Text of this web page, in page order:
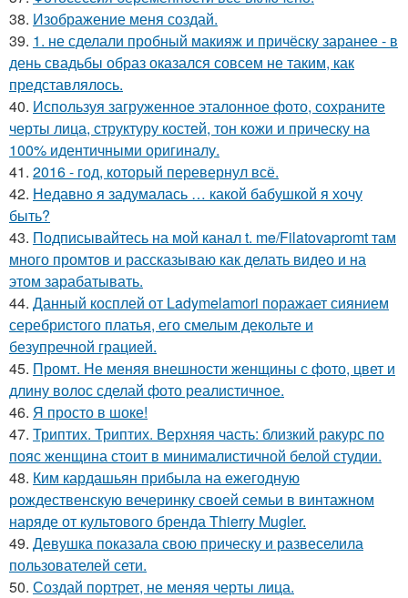
38. Изображение меня создай.
39. 1. не сделали пробный макияж и причёску заранее - в
день свадьбы образ оказался совсем не таким, как
представлялось.
40. Используя загруженное эталонное фото, сохраните
черты лица, структуру костей, тон кожи и прическу на
100% идентичными оригиналу.
41. 2016 - год, который перевернул всё.
42. Недавно я задумалась … какой бабушкой я хочу
быть?
43. Подписывайтесь на мой канал t. me/Filatovapromt там
много промтов и рассказываю как делать видео и на
этом зарабатывать.
44. Данный косплей от Ladymelamori поражает сиянием
серебристого платья, его смелым декольте и
безупречной грацией.
45. Промт. Не меняя внешности женщины с фото, цвет и
длину волос сделай фото реалистичное.
46. Я просто в шоке!
47. Триптих. Триптих. Верхняя часть: близкий ракурс по
пояс женщина стоит в минималистичной белой студии.
48. Ким кардашьян прибыла на ежегодную
рождественскую вечеринку своей семьи в винтажном
наряде от культового бренда Thierry Mugler.
49. Девушка показала свою прическу и развеселила
пользователей сети.
50. Создай портрет, не меняя черты лица.